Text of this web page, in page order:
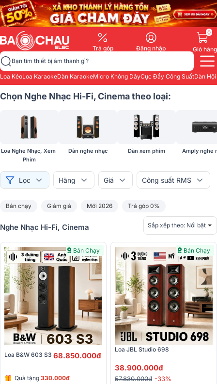
Trả góp Đăng nhập
0
Giỏ hàng
Bạn tìm thiết bị âm thanh gì?
Loa KéoLoa KaraokeDàn KaraokeMicro Không DâyCục Đẩy Công SuấtDàn
Chọn Nghe Nhạc Hi-Fi, Cinema theo loại:
Loa Nghe Nhạc, Xem
Phim
Dàn nghe nhạc Dàn xem phim Amply nghe
Lọc Hãng Giá Công suất RMS
Bán chạy Giảm giá Mới 2026 Trả góp 0%
Nghe Nhạc Hi-Fi, Cinema Sắp xếp theo: Nổi bật
Bán Chạy
68.850.000đ
Quà tặng 330.000đ
Bán Chạy
Loa JBL Studio 698
38.900.000đ
57.830.000đ -33%